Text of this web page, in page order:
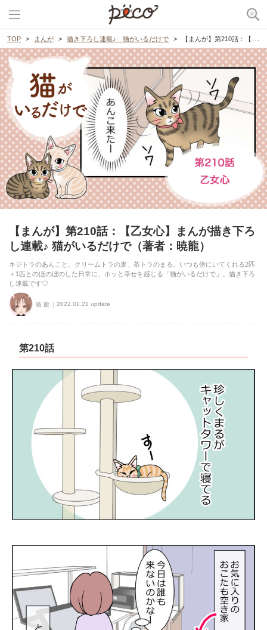
TOP まんが 描き下ろし連載♪ 猫がいるだけで 【まんが】第210話：【乙女心】まんが描き下ろし連載♪ 猫がいるだけで（著者：暁龍）
【まんが】第210話：【乙女心】まんが描き下ろ
し連載♪ 猫がいるだけで（著者：暁龍）
キジトラのあんこと、クリームトラの麦、茶トラのまる。いつも傍にいてくれる2匹
＋1匹とのほのぼのした日常に、ホッと幸せを感じる「猫がいるだけで」。描き下ろ
し連載です♡
暁 龍 2022.01.21 update
第210話